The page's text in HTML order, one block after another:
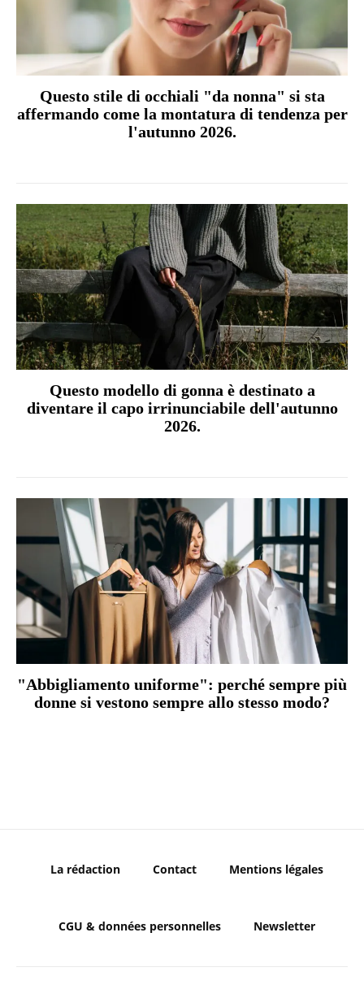
Questo stile di occhiali "da nonna" si sta
affermando come la montatura di tendenza per
l'autunno 2026.
Questo modello di gonna è destinato a
diventare il capo irrinunciabile dell'autunno
2026.
"Abbigliamento uniforme": perché sempre più
donne si vestono sempre allo stesso modo?
La rédaction Contact Mentions légales
CGU & données personnelles Newsletter